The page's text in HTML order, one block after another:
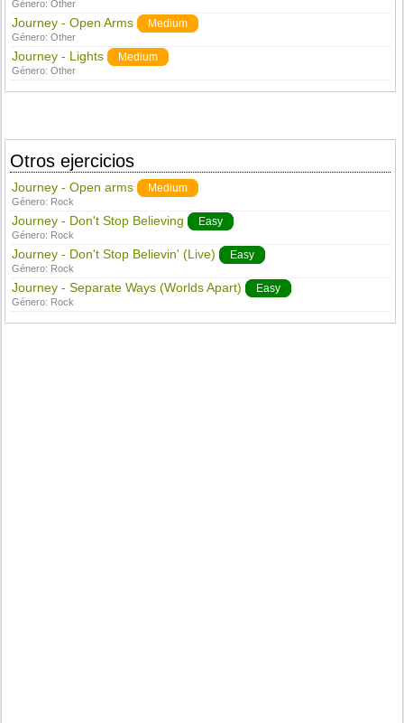
Género:Other
Journey - Open Arms Medium
Género:Other
Journey - Lights Medium
Género:Other
Otros ejercicios
Journey - Open arms Medium
Género: Rock
Journey - Don't Stop Believing Easy
Género: Rock
Journey - Don't Stop Believin' (Live) Easy
Género: Rock
Journey - Separate Ways (Worlds Apart) Easy
Género: Rock